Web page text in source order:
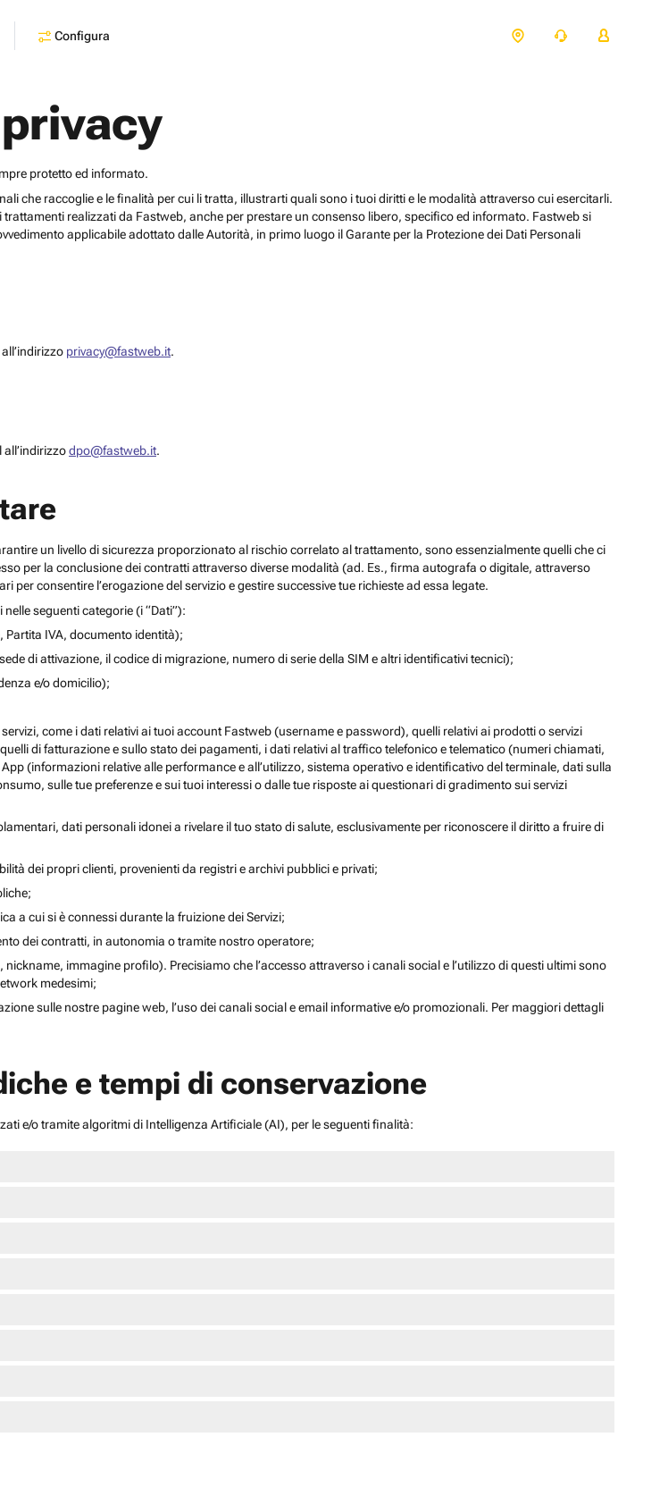
Configura
protetto ed informato.
che raccoglie e le finalità per cui li tratta, illustrarti quali sono i tuoi diritti e le modalità attraverso cui esercitarli.
realizzati da Fastweb, anche per prestare un consenso libero, specifico ed informato. Fastweb si
applicabile adottato dalle Autorità, in primo luogo il Garante per la Protezione dei Dati Personali
privacy@fastweb.it.
dpo@fastweb.it.
un livello di sicurezza proporzionato al rischio correlato al trattamento, sono essenzialmente quelli che ci
per la conclusione dei contratti attraverso diverse modalità (ad. Es., firma autografa o digitale, attraverso
consentire l’erogazione del servizio e gestire successive tue richieste ad essa legate.
seguenti categorie (i “Dati”):
Partita IVA, documento identità);
di attivazione, il codice di migrazione, numero di serie della SIM e altri identificativi tecnici);
e/o domicilio);
come i dati relativi ai tuoi account Fastweb (username e password), quelli relativi ai prodotti o servizi
di fatturazione e sullo stato dei pagamenti, i dati relativi al traffico telefonico e telematico (numeri chiamati,
(informazioni relative alle performance e all’utilizzo, sistema operativo e identificativo del terminale, dati sulla
sulle tue preferenze e sui tuoi interessi o dalle tue risposte ai questionari di gradimento sui servizi
dati personali idonei a rivelare il tuo stato di salute, esclusivamente per riconoscere il diritto a fruire di
dei propri clienti, provenienti da registri e archivi pubblici e privati;
a cui si è connessi durante la fruizione dei Servizi;
dei contratti, in autonomia o tramite nostro operatore;
immagine profilo). Precisiamo che l’accesso attraverso i canali social e l’utilizzo di questi ultimi sono
medesimi;
sulle nostre pagine web, l’uso dei canali social e email informative e/o promozionali. Per maggiori dettagli
e tempi di conservazione
e/o tramite algoritmi di Intelligenza Artificiale (AI), per le seguenti finalità: